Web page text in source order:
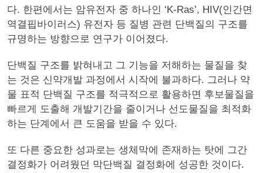
다. 한편에서는 암유전자 중 하나인 ‘K-Ras’, HIV(인간면
역결핍바이러스) 유전자 등 질병 관련 단백질의 구조를
규명하는 방향으로 연구가 이어졌다.
단백질 구조를 밝혀내고 그 기능을 저해하는 물질을 찾
는 것은 신약개발 과정에서 시작에 불과하다. 그러나 약
물 표적 단백질 구조를 적극적으로 활용하면 후보물질을
빠르게 도출해 개발기간을 줄이거나 선도물질을 최적화
하는 단계에서 큰 도움을 받을 수 있다.
또 다른 중요한 성과로는 생체막에 존재하는 탓에 그간
결정화가 어려웠던 막단백질 결정화에 성공한 것이다.